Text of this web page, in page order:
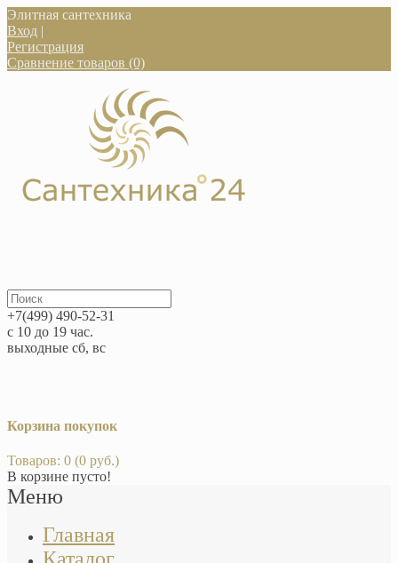
Элитная сантехника
Вход |
Регистрация
Сравнение товаров (0)
+7(499) 490-52-31
с 10 до 19 час.
выходные сб, вс
Корзина покупок
Товаров: 0 (0 руб.)
В корзине пусто!
Меню
Главная